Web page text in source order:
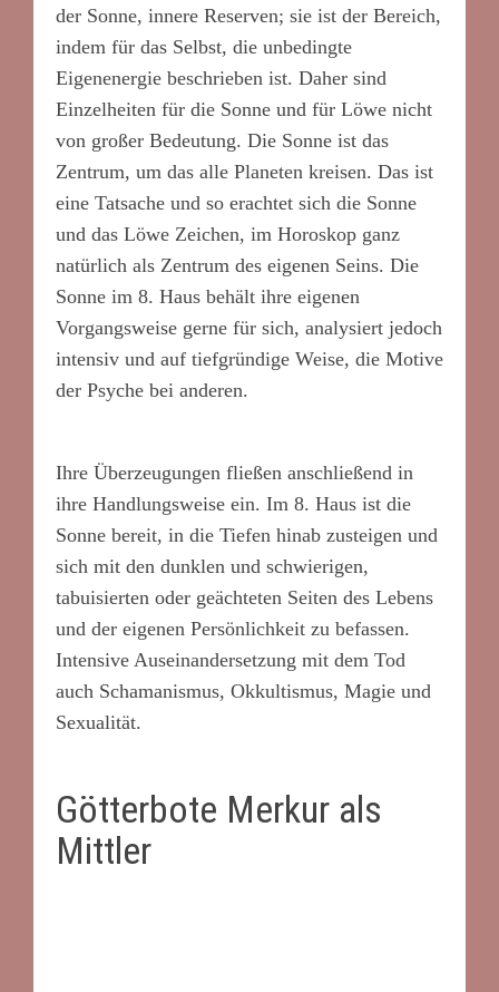
der Sonne, innere Reserven; sie ist der Bereich,
indem für das Selbst, die unbedingte
Eigenenergie beschrieben ist. Daher sind
Einzelheiten für die Sonne und für Löwe nicht
von großer Bedeutung. Die Sonne ist das
Zentrum, um das alle Planeten kreisen. Das ist
eine Tatsache und so erachtet sich die Sonne
und das Löwe Zeichen, im Horoskop ganz
natürlich als Zentrum des eigenen Seins. Die
Sonne im 8. Haus behält ihre eigenen
Vorgangsweise gerne für sich, analysiert jedoch
intensiv und auf tiefgründige Weise, die Motive
der Psyche bei anderen.
Ihre Überzeugungen fließen anschließend in
ihre Handlungsweise ein. Im 8. Haus ist die
Sonne bereit, in die Tiefen hinab zusteigen und
sich mit den dunklen und schwierigen,
tabuisierten oder geächteten Seiten des Lebens
und der eigenen Persönlichkeit zu befassen.
Intensive Auseinandersetzung mit dem Tod
auch Schamanismus, Okkultismus, Magie und
Sexualität.
Götterbote Merkur als
Mittler